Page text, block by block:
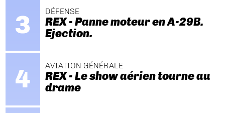
DÉFENSE
REX - Panne moteur en A-29B.
Ejection.
AVIATION GÉNÉRALE
REX - Le show aérien tourne au
drame